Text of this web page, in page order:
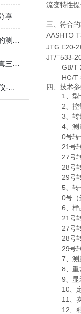
享
微型十字板剪切仪在淤泥强度的测定时所用方法的建议
看完本篇你就知道什么是岩石真三轴仪了
德国Wille标准岩石研磨性测试仪-苏州拓测仪器设备有限公司
流变特性
三、符合
AASHTO
JTG E20-
JT/T533-
GB/T
HG/T
四、技术
1、型
2、控
3、转
4、测
0号转
21号
27号
28号
29号
5、转
0号（
6、样
21号
27号
28号
29号
7、测
8、重
9、显
10、
11、
12、